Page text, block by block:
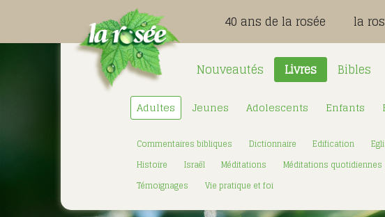
40 ans de la rosée la
Nouveautés Livres Bibles
Adultes Jeunes Adolescents Enfants
Commentaires bibliques Dictionnaire Edification
Histoire
Israël Méditations Méditations quotidiennes
Témoignages
Vie pratique et foi